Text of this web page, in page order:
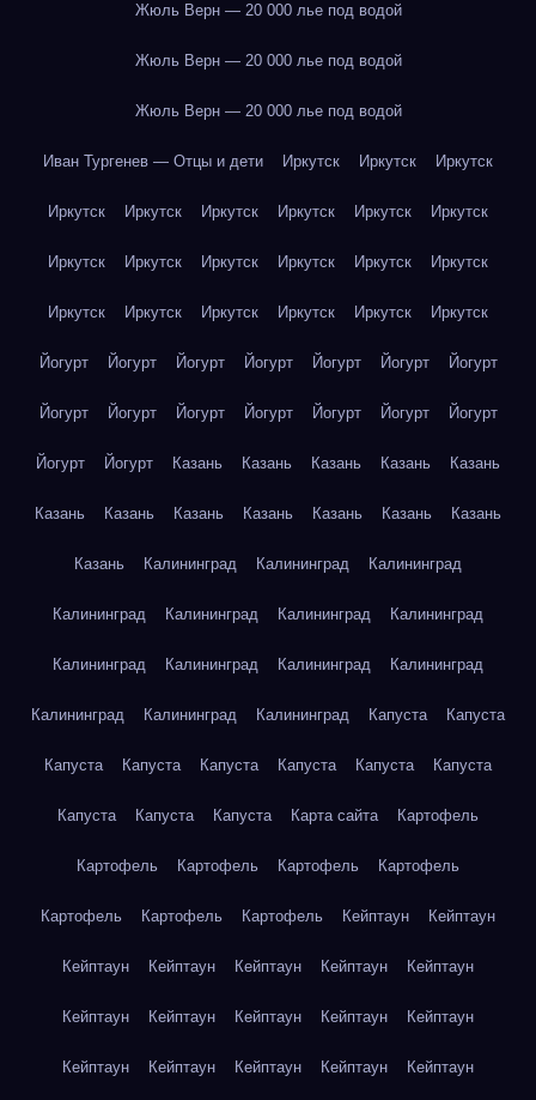
Жюль Верн — 20 000 лье под водой
Жюль Верн — 20 000 лье под водой
Жюль Верн — 20 000 лье под водой
Иван Тургенев — Отцы и дети Иркутск Иркутск Иркутск
Иркутск Иркутск Иркутск Иркутск Иркутск Иркутск
Иркутск Иркутск Иркутск Иркутск Иркутск Иркутск
Иркутск Иркутск Иркутск Иркутск Иркутск Иркутск
Йогурт Йогурт Йогурт Йогурт Йогурт Йогурт Йогурт
Йогурт Йогурт Йогурт Йогурт Йогурт Йогурт Йогурт
Йогурт Йогурт Казань Казань Казань Казань Казань
Казань Казань Казань Казань Казань Казань Казань
Казань Калининград Калининград Калининград
Калининград Калининград Калининград Калининград
Калининград Калининград Калининград Калининград
Калининград Калининград Калининград Капуста Капуста
Капуста Капуста Капуста Капуста Капуста Капуста
Капуста Капуста Капуста Карта сайта Картофель
Картофель Картофель Картофель Картофель
Картофель Картофель Картофель Кейптаун Кейптаун
Кейптаун Кейптаун Кейптаун Кейптаун Кейптаун
Кейптаун Кейптаун Кейптаун Кейптаун Кейптаун
Кейптаун Кейптаун Кейптаун Кейптаун Кейптаун